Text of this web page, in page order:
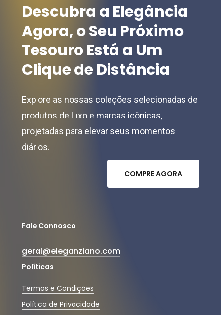
product
product
page
Descubra a Elegância
Agora,oSeu Próximo
TesouroEstá a Um
CliquedeDistância
Explore as nossas coleções selecionadas de
produtos de luxo e marcas icônicas,
projetadas para elevar seus momentos
diários.
COMPREAGORA
Fale Connosco
geral@eleganziano.com
Políticas
Termos e Condições
Política de Privacidade